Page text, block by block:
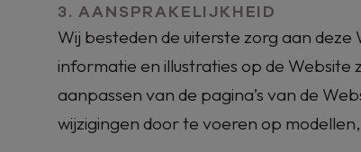
3. AANSPRAKELIJKHEID
Wij besteden de uiterste zorg aan
informatie en illustraties op de
aanpassen van de pagina’s van de
wijzigingen door te voeren op